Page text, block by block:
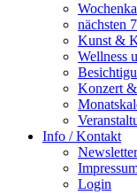
nächsten
Kunst &
Wellness
Konzert
Info / Kontakt
Login